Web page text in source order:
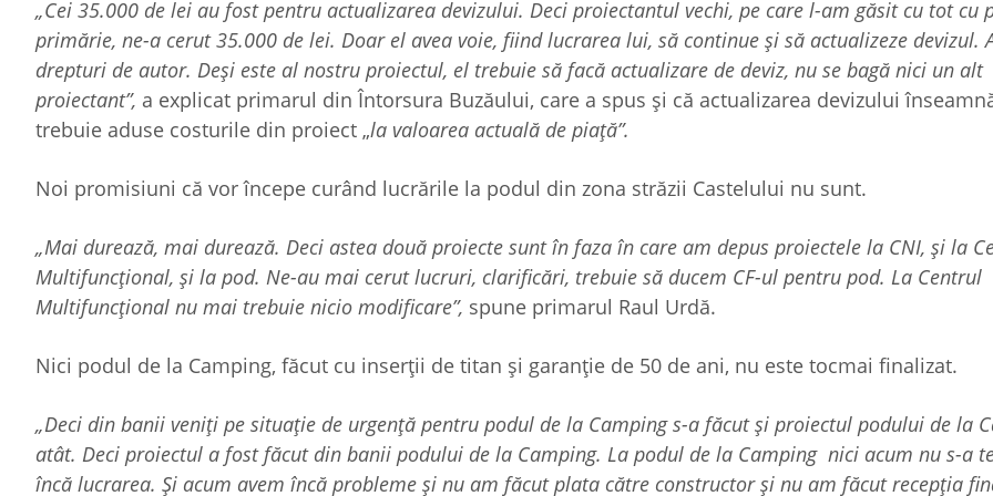
„Cei 35.000 de lei au fost pentru actualizarea devizului. Deci proiectantul vechi, pe care l-am găsit cu tot cu
primărie, ne-a cerut 35.000 de lei. Doar el avea voie, fiind lucrarea lui, să continue și să actualizeze devizul.
drepturi de autor. Deși este al nostru proiectul, el trebuie să facă actualizare de deviz, nu se bagă nici un alt
proiectant”, a explicat primarul din Întorsura Buzăului, care a spus și că actualizarea devizului
trebuie aduse costurile din proiect „la valoarea actuală de piață”.
Noi promisiuni că vor începe curând lucrările la podul din zona străzii Castelului nu sunt.
„Mai durează, mai durează. Deci astea două proiecte sunt în faza în care am depus proiectele la CNI, și la
Multifuncțional, și la pod. Ne-au mai cerut lucruri, clarificări, trebuie să ducem CF-ul pentru pod. La Centrul
Multifuncțional nu mai trebuie nicio modificare”, spune primarul Raul Urdă.
Nici podul de la Camping, făcut cu inserții de titan și garanție de 50 de ani, nu este tocmai finalizat.
„Deci din banii veniți pe situație de urgență pentru podul de la Camping s-a făcut și proiectul podului de la
atât. Deci proiectul a fost făcut din banii podului de la Camping. La podul de la Camping nici acum nu s-a
încă lucrarea. Și acum avem încă probleme și nu am făcut plata către constructor și nu am făcut recepția